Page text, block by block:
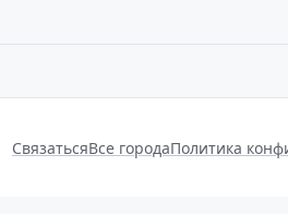
СвязатьсяВсе городаПолитика